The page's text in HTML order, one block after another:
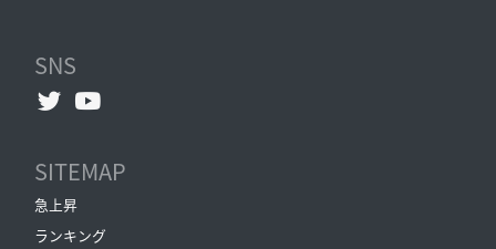
SNS
SITEMAP
急上昇
ランキング